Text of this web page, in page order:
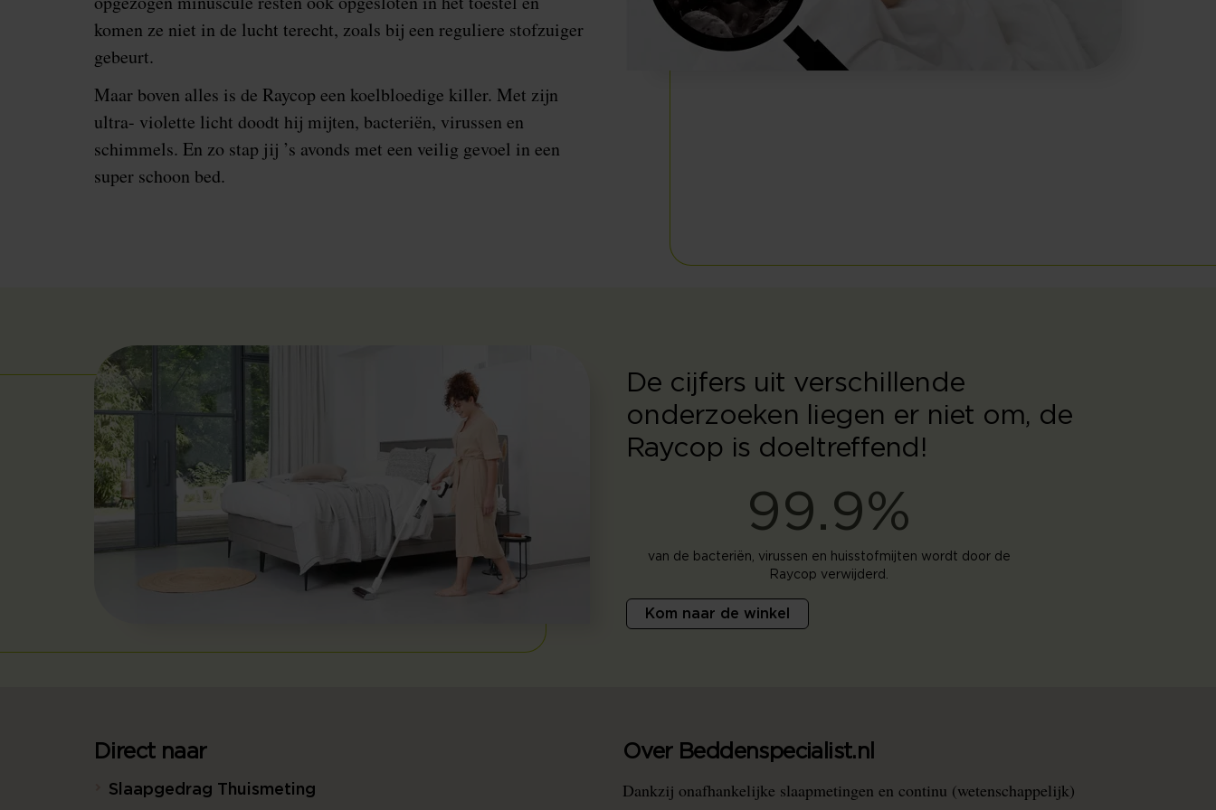
komen ze niet in de lucht terecht, zoals bij een reguliere stofzuiger
gebeurt.
Maar boven alles is de Raycop een koelbloedige killer. Met zijn
ultra- violette licht doodt hij mijten, bacteriën, virussen en
schimmels. En zo stap jij ’s avonds met een veilig gevoel in een
super schoon bed.
De cijfers uit verschillende
onderzoeken liegen er niet om, de
Raycop is doeltreffend!
99.9%
van de bacteriën, virussen en huisstofmijten wordt door de
Raycop verwijderd.
Kom naar de winkel
Direct naar
Slaapgedrag Thuismeting
Over Beddenspecialist.nl
Dankzij onafhankelijke slaapmetingen en continu (wetenschappelijk)